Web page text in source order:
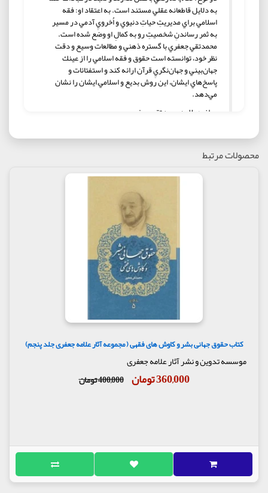
به دلايل قاطعانه عقلي مستند است. به اعتقاد او: فقه
اسلامي براي مديريتِ حياتِ دنيوي و اُخرويِ آدمي در مسير
به ثمر رساندنِ شخصيتِ رو به كمالِ او وضع شده است.
محمدتقي جعفري با گستره ذهني و مطالعات وسيع و دقت
نظر خود، توانسته است حقوق و فقه اسلامي را از عينك
جهان‌بيني و جهان‌نگريِ قرآن ارائه كند و استفتائات و
پاسخ‌هاي ايشان، اين روش بديع و اسلاميِ ايشان را نشان
مي‌دهد.
مولف : علامه محمد تقی جعفری
محصولات مرتبط
کتاب حقوق جهانی بشر و کاوش های فقهی ( مجموعه آثار علامه جعفری جلد پنجم)
موسسه تدوین و نشر آثار علامه جعفری
360,000 تومان 400,000 تومان